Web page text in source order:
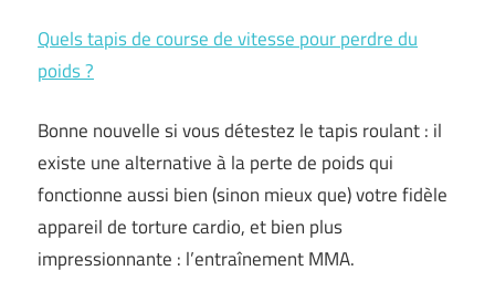
Quels tapis de course de vitesse pour perdre du
poids ?
Bonne nouvelle si vous détestez le tapis roulant : il
existe une alternative à la perte de poids qui
fonctionne aussi bien (sinon mieux que) votre fidèle
appareil de torture cardio, et bien plus
impressionnante : l’entraînement MMA.